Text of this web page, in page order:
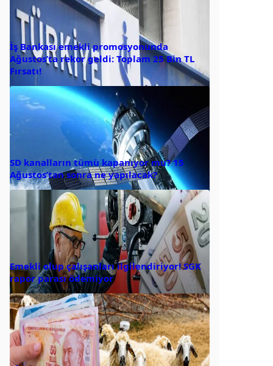
İş Bankası emekli promosyonunda
Ağustos’ta rekor geldi: Toplam 25 Bin TL
Fırsatı!
SD kanalların tümü kapanıyor mu? 15
Ağustos’tan sonra ne yapılacak?
Emekli olup çalışanları ilgilendiriyor! SGK
rapor parası ödemiyor